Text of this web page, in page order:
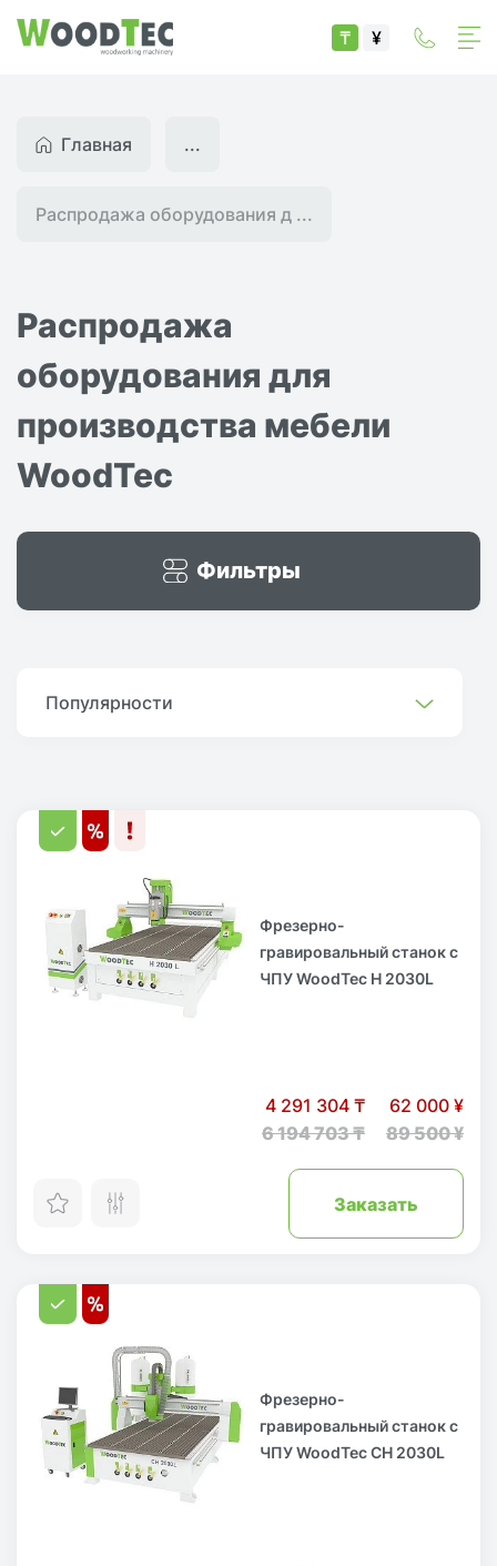
₸ ¥
Главная
Распродажа оборудования д ...
...
Распродажа
оборудования для
производства мебели
WoodTec
Фильтры
Популярности
Фрезерно-
гравировальный станок с
ЧПУ WoodTec H 2030L
4 291 304 ₸
6 194 703 ₸
62 000 ¥
89 500 ¥
Заказать
Фрезерно-
гравировальный станок с
ЧПУ WoodTec CH 2030L